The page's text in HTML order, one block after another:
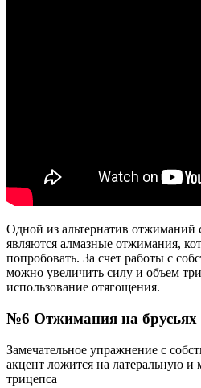
Одной из альтернатив отжиманий
являются алмазные отжимания,
попробовать. За счет работы с
можно увеличить силу и объем
использование отягощения.
№6 Отжимания на брусьях
Замечательное упражнение с
акцент ложится на латеральную и
трицепса